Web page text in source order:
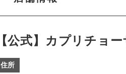
【公式】カプリチョ
住所